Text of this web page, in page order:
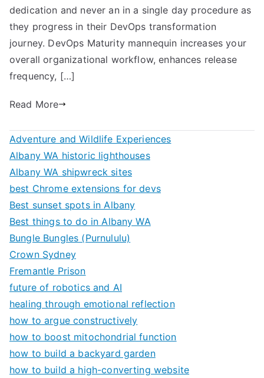
dedication and never an in a single day procedure as
they progress in their DevOps transformation
journey. DevOps Maturity mannequin increases your
overall organizational workflow, enhances release
frequency, […]
Read More
Adventure and Wildlife Experiences
Albany WA historic lighthouses
Albany WA shipwreck sites
best Chrome extensions for devs
Best sunset spots in Albany
Best things to do in Albany WA
Bungle Bungles (Purnululu)
Crown Sydney
Fremantle Prison
future of robotics and AI
healing through emotional reflection
how to argue constructively
how to boost mitochondrial function
how to build a backyard garden
how to build a high-converting website